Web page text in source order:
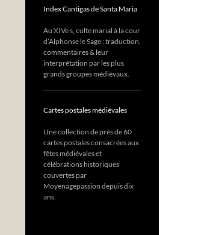
Index Cantigas de Santa Maria
Au XIVe s, culte marial à la cour
d’Alphonse le Sage : traduction,
commentaires & leur
interprétation par les plus
grands groupes médiévaux.
Cartes postales médiévales
Une collection de près de 60
cartes postales consacrées aux
fêtes médiévales et
célébrations historiques
couvertes par
Moyenagepassion depuis dix
ans.